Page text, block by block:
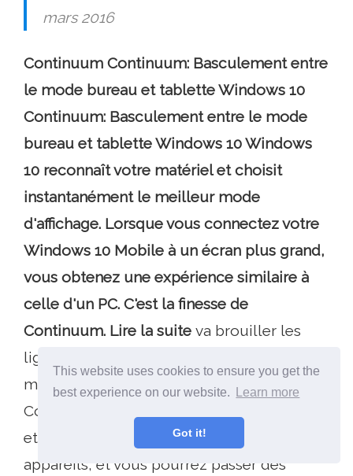
This website uses cookies to ensure you get the
best experience on our website.
Learn more
Got it!
mars 2016
Continuum Continuum: Basculement entre
le mode bureau et tablette Windows 10
Continuum: Basculement entre le mode
bureau et tablette Windows 10 Windows
10 reconnaît votre matériel et choisit
instantanément le meilleur mode
d'affichage. Lorsque vous connectez votre
Windows 10 Mobile à un écran plus grand,
vous obtenez une expérience similaire à
celle d'un PC. C'est la finesse de
Continuum. Lire la suite va brouiller les
lignes entre votre bureau et les appareils
mobiles. Les applications se déplaceront,
Cortana gérera les rappels, les notifications
et les mises à jour de statut sur tous les
appareils, et vous pourrez passer des